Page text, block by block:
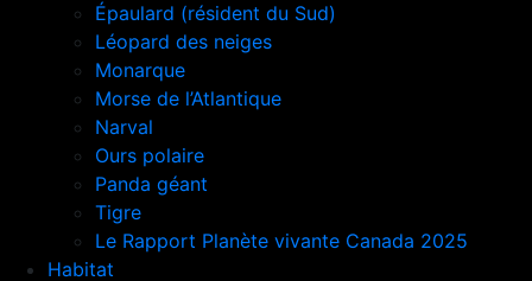
Épaulard (résident du Sud)
Léopard des neiges
Monarque
Morse de l’Atlantique
Narval
Ours polaire
Panda géant
Tigre
Le Rapport Planète vivante Canada 2025
Habitat